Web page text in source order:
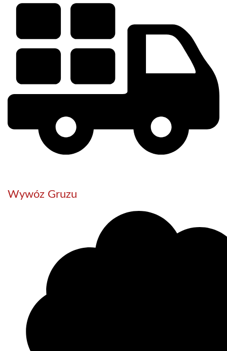
Wywóz Gruzu